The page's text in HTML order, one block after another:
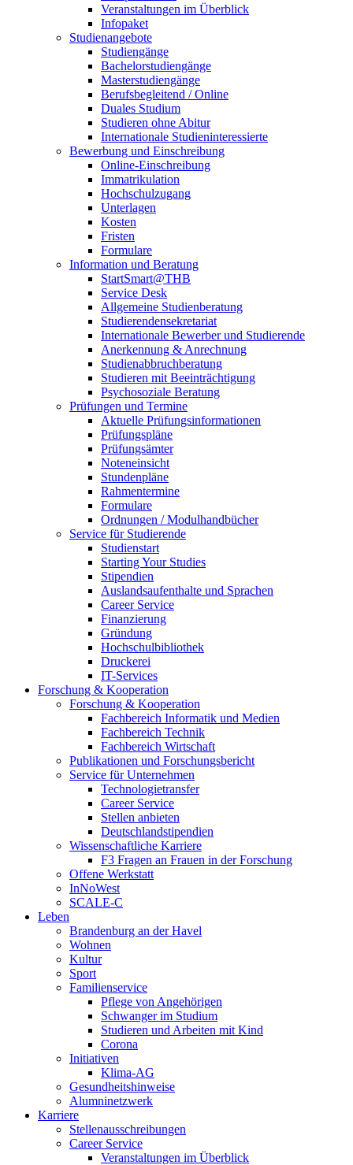
Veranstaltungen im Überblick
Infopaket
Studienangebote
Studiengänge
Bachelorstudiengänge
Masterstudiengänge
Berufsbegleitend / Online
Duales Studium
Studieren ohne Abitur
Internationale Studieninteressierte
Bewerbung und Einschreibung
Online-Einschreibung
Immatrikulation
Hochschulzugang
Unterlagen
Kosten
Fristen
Formulare
Information und Beratung
StartSmart@THB
Service Desk
Allgemeine Studienberatung
Studierendensekretariat
Internationale Bewerber und Studierende
Anerkennung & Anrechnung
Studienabbruchberatung
Studieren mit Beeinträchtigung
Psychosoziale Beratung
Prüfungen und Termine
Aktuelle Prüfungsinformationen
Prüfungspläne
Prüfungsämter
Noteneinsicht
Stundenpläne
Rahmentermine
Formulare
Ordnungen / Modulhandbücher
Service für Studierende
Studienstart
Starting Your Studies
Stipendien
Auslandsaufenthalte und Sprachen
Career Service
Finanzierung
Gründung
Hochschulbibliothek
Druckerei
IT-Services
Forschung & Kooperation
Forschung & Kooperation
Fachbereich Informatik und Medien
Fachbereich Technik
Fachbereich Wirtschaft
Publikationen und Forschungsbericht
Service für Unternehmen
Technologietransfer
Career Service
Stellen anbieten
Deutschlandstipendien
Wissenschaftliche Karriere
F3 Fragen an Frauen in der Forschung
Offene Werkstatt
InNoWest
SCALE-C
Leben
Brandenburg an der Havel
Wohnen
Kultur
Sport
Familienservice
Pflege von Angehörigen
Schwanger im Studium
Studieren und Arbeiten mit Kind
Corona
Initiativen
Klima-AG
Gesundheitshinweise
Alumninetzwerk
Karriere
Stellenausschreibungen
Career Service
Veranstaltungen im Überblick